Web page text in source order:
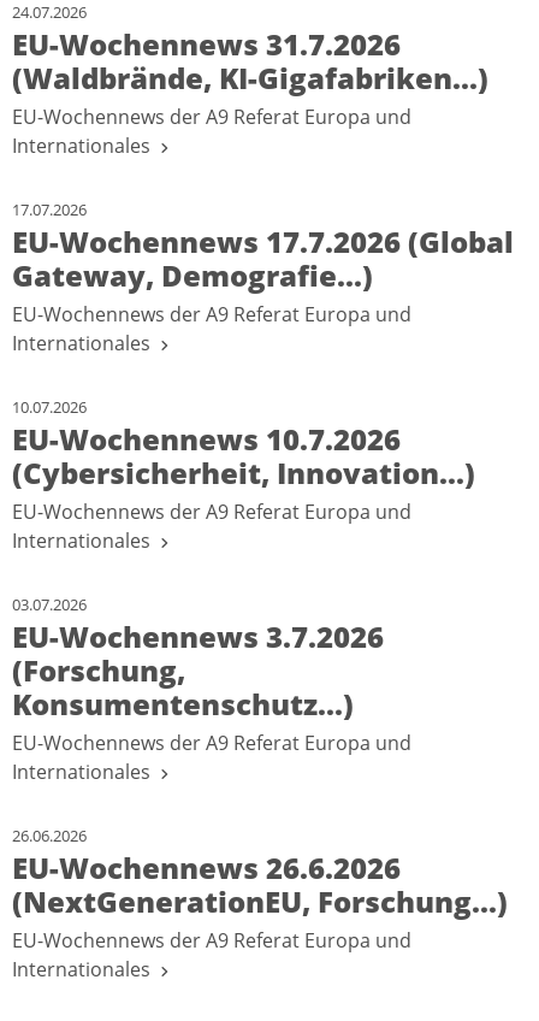
24.07.2026
EU-Wochennews 31.7.2026
(Waldbrände, KI-Gigafabriken...)
EU-Wochennews der A9 Referat Europa und
Internationales
17.07.2026
EU-Wochennews 17.7.2026 (Global
Gateway, Demografie...)
EU-Wochennews der A9 Referat Europa und
Internationales
10.07.2026
EU-Wochennews 10.7.2026
(Cybersicherheit, Innovation...)
EU-Wochennews der A9 Referat Europa und
Internationales
03.07.2026
EU-Wochennews 3.7.2026
(Forschung,
Konsumentenschutz...)
EU-Wochennews der A9 Referat Europa und
Internationales
26.06.2026
EU-Wochennews 26.6.2026
(NextGenerationEU, Forschung...)
EU-Wochennews der A9 Referat Europa und
Internationales